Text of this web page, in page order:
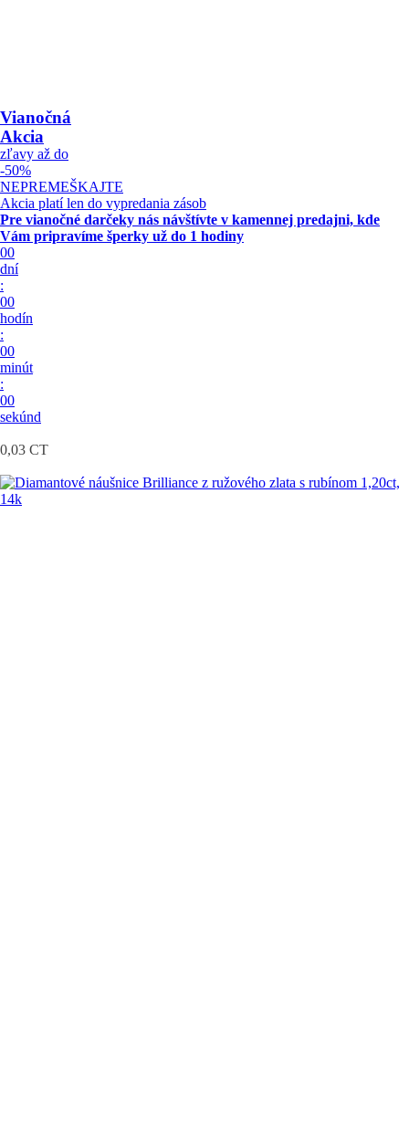
Vianočná
Akcia
zľavy až do
-50%
NEPREMEŠKAJTE
Akcia platí len do vypredania zásob
Pre vianočné darčeky nás návštívte v kamennej predajni, kde
Vám pripravíme šperky už do 1 hodiny
00
dní
:
00
hodín
:
00
minút
:
00
sekúnd
0,03 CT